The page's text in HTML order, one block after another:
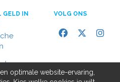
GELD IN
VOLG ONS
optimale website-ervaring,